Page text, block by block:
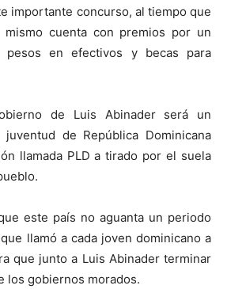
importante concurso, al tiempo que
cuenta con premios por un
en efectivos y becas para
de Luis Abinader será un
de República Dominicana
llamada PLD a tirado por el suela
este país no aguanta un periodo
llamó a cada joven dominicano a
que junto a Luis Abinader terminar
los gobiernos morados.